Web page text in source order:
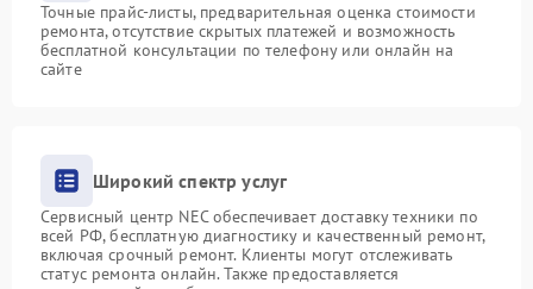
Точные прайс-листы, предварительная оценка стоимости
ремонта, отсутствие скрытых платежей и возможность
бесплатной консультации по телефону или онлайн на
сайте
Широкий спектр услуг
Сервисный центр NEC обеспечивает доставку техники по
всей РФ, бесплатную диагностику и качественный ремонт,
включая срочный ремонт. Клиенты могут отслеживать
статус ремонта онлайн. Также предоставляется